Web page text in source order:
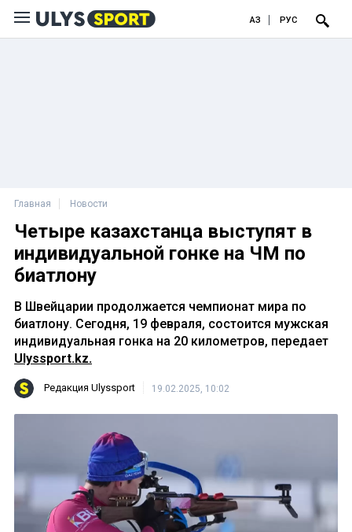
ҚАЗ РУС
Главная Новости
Четыре казахстанца выступят в
индивидуальной гонке на ЧМ по
биатлону
В Швейцарии продолжается чемпионат мира по
биатлону. Сегодня, 19 февраля, состоится мужская
индивидуальная гонка на 20 километров, передает
Ulyssport.kz.
Редакция Ulyssport 19.02.2025, 10:02